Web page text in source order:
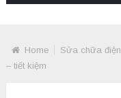
Home Sửa chữa điện
– tiết kiệm